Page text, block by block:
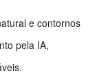
e contornos
pela IA,